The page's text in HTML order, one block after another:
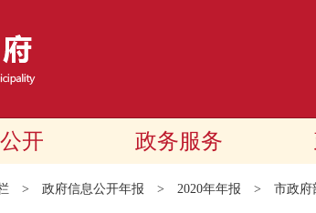
开 政务服务
> 政府信息公开年报 > 2020年年报 > 市政府